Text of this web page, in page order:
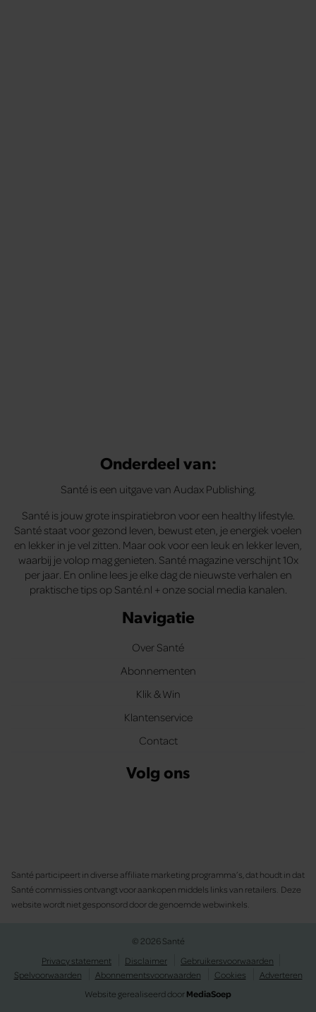
Onderdeel van:
Santé is een uitgave van Audax Publishing.
Santé is jouw grote inspiratiebron voor een healthy lifestyle.
Santé staat voor gezond leven, bewust eten, je energiek voelen
en lekker in je vel zitten. Maar ook voor een leuk en lekker leven,
waarbij je volop mag genieten. Santé magazine verschijnt 10x
per jaar. En online lees je elke dag de nieuwste verhalen en
praktische tips op Santé.nl + onze social media kanalen.
Navigatie
Over Santé
Abonnementen
Klik & Win
Klantenservice
Contact
Volg ons
Santé participeert in diverse affiliate marketing programma’s, dat houdt in dat
Santé commissies ontvangt voor aankopen middels links van retailers. Deze
website wordt niet gesponsord door de genoemde webwinkels.
© 2026 Santé
Privacy statement
Disclaimer
Gebruikersvoorwaarden
Spelvoorwaarden
Abonnementsvoorwaarden Cookies
Adverteren
Website gerealiseerd doorMediaSoep